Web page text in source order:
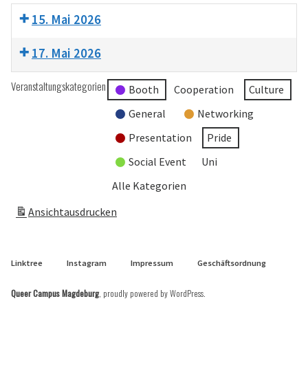
15. Mai 2026
17. Mai 2026
Veranstaltungskategorien Booth Cooperation
Culture
General
Networking
Presentation
Pride
Social Event
Uni
Alle Kategorien
Ansichtausdrucken
Linktree Instagram Impressum Geschäftsordnung
Queer Campus Magdeburg, proudly powered by WordPress.